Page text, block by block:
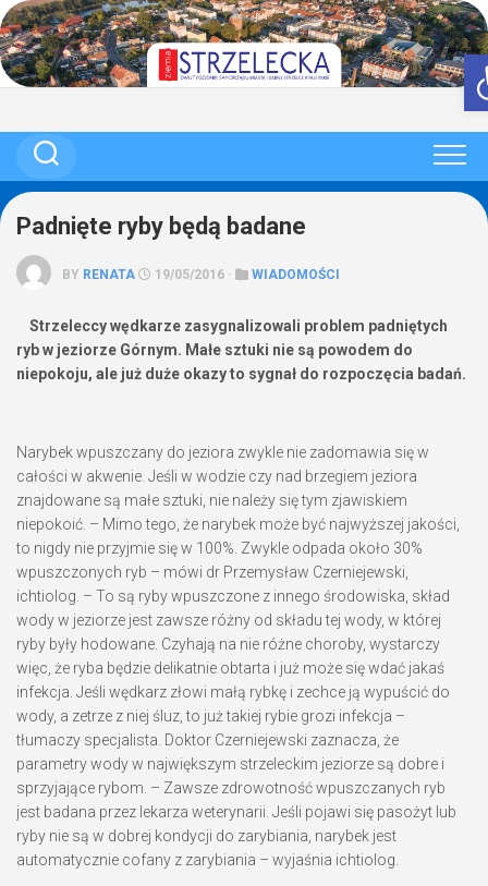
Skip
to
content
Padnięte ryby będą badane
BY RENATA 19/05/2016 · WIADOMOŚCI
Strzeleccy wędkarze zasygnalizowali problem padniętych
ryb w jeziorze Górnym. Małe sztuki nie są powodem do
niepokoju, ale już duże okazy to sygnał do rozpoczęcia badań.
Narybek wpuszczany do jeziora zwykle nie zadomawia się w
całości w akwenie. Jeśli w wodzie czy nad brzegiem jeziora
znajdowane są małe sztuki, nie należy się tym zjawiskiem
niepokoić. – Mimo tego, że narybek może być najwyższej jakości,
to nigdy nie przyjmie się w 100%. Zwykle odpada około 30%
wpuszczonych ryb – mówi dr Przemysław Czerniejewski,
ichtiolog. – To są ryby wpuszczone z innego środowiska, skład
wody w jeziorze jest zawsze różny od składu tej wody, w której
ryby były hodowane. Czyhają na nie różne choroby, wystarczy
więc, że ryba będzie delikatnie obtarta i już może się wdać jakaś
infekcja. Jeśli wędkarz złowi małą rybkę i zechce ją wypuścić do
wody, a zetrze z niej śluz, to już takiej rybie grozi infekcja –
tłumaczy specjalista. Doktor Czerniejewski zaznacza, że
parametry wody w największym strzeleckim jeziorze są dobre i
sprzyjające rybom. – Zawsze zdrowotność wpuszczanych ryb
jest badana przez lekarza weterynarii. Jeśli pojawi się pasożyt lub
ryby nie są w dobrej kondycji do zarybiania, narybek jest
automatycznie cofany z zarybiania – wyjaśnia ichtiolog.